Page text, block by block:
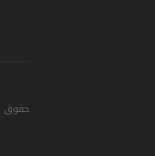
حقوق النشر © 2026